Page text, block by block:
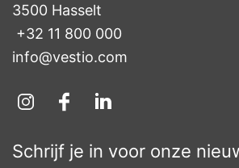
3500 Hasselt
+32 11 800 000
info@vestio.com
Schrijf je in voor onze